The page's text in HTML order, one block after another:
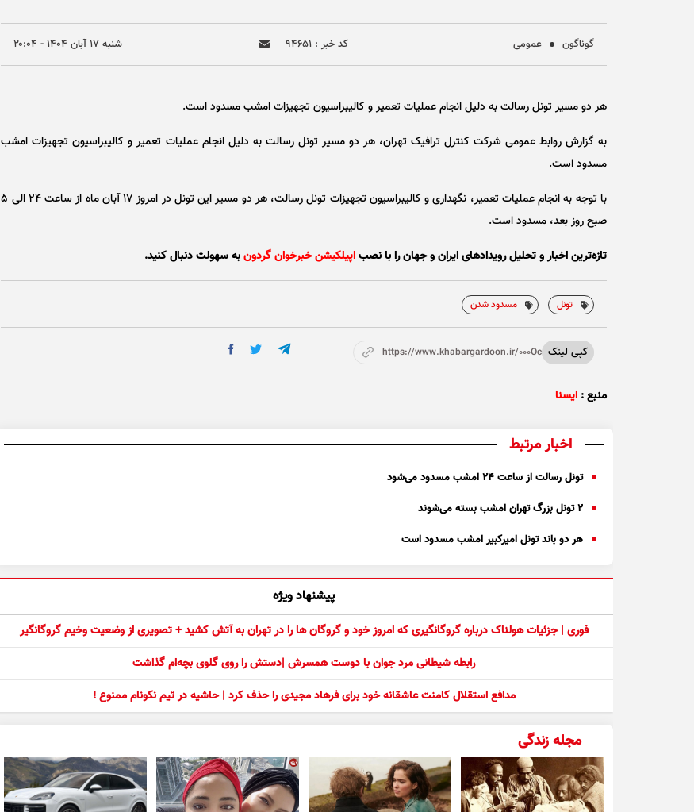
گوناگون عمومی کد خبر : ۹۴۶۵۱ شنبه ۱۷ آبان ۱۴۰۴ - ۲۰:۰۴
هر دو مسیر تونل رسالت به دلیل انجام عملیات تعمیر و کالیبراسیون تجهیزات امشب مسدود است.
به گزارش روابط عمومی شرکت کنترل ترافیک تهران، هر دو مسیر تونل رسالت به دلیل انجام عملیات تعمیر و کالیبراسیون تجهیزات امشب
مسدود است.
با توجه به انجام عملیات تعمیر، نگهداری و کالیبراسیون تجهیزات تونل رسالت، هر دو مسیر این تونل در امروز ۱۷ آبان ماه از ساعت ۲۴ الی ۵
صبح روز بعد، مسدود است.
تازه‌ترین اخبار و تحلیل‌ رویدادهای ایران و جهان را با نصباپیلکیشن خبرخوان گردونبه سهولت دنبال کنید.
تونل مسدود شدن
کپی لینک https://www.khabargardoon.ir/000Ocd
منبع : ایسنا
اخبار مرتبط
تونل رسالت از ساعت ۲۴ امشب مسدود می‌شود
۲ تونل بزرگ تهران امشب بسته می‌شوند
هر دو باند تونل امیرکبیر امشب مسدود است
پیشنهاد ویژه
فوری | جزئیات هولناک درباره گروگانگیری که امروز خود و گروگان ها را در تهران به آتش کشید + تصویری از وضعیت وخیم گروگانگیر
رابطه شیطانی مرد جوان با دوست همسرش |دستش را روی گلوی بچه‌ام گذاشت
مدافع استقلال کامنت عاشقانه خود برای فرهاد مجیدی را حذف کرد | حاشیه در تیم نکونام ممنوع !
مجله زندگی